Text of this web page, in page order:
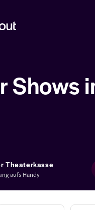
Shows
Theaterkasse
aufs Handy